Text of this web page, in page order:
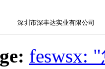
feswsx: